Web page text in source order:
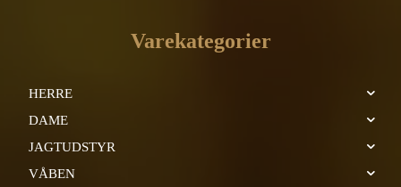
Varekategorier
HERRE
DAME
JAGTUDSTYR
VÅBEN